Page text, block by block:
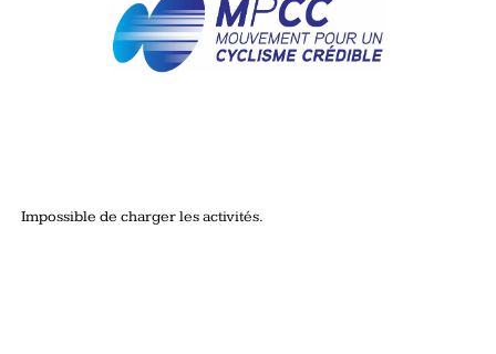
Impossible de charger les activités.